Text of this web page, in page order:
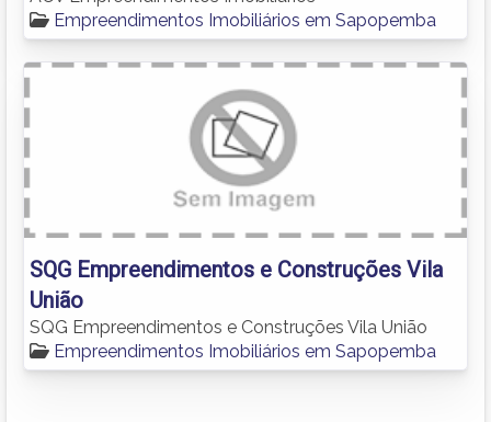
Empreendimentos Imobiliários em Sapopemba
SQG Empreendimentos e Construções Vila
União
SQG Empreendimentos e Construções Vila União
Empreendimentos Imobiliários em Sapopemba